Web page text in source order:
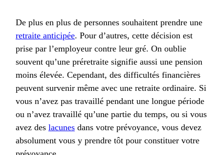
De plus en plus de personnes souhaitent prendre une
retraite anticipée. Pour d’autres, cette décision est
prise par l’employeur contre leur gré. On oublie
souvent qu’une préretraite signifie aussi une pension
moins élevée. Cependant, des difficultés financières
peuvent survenir même avec une retraite ordinaire. Si
vous n’avez pas travaillé pendant une longue période
ou n’avez travaillé qu’une partie du temps, ou si vous
avez des lacunes dans votre prévoyance, vous devez
absolument vous y prendre tôt pour constituer votre